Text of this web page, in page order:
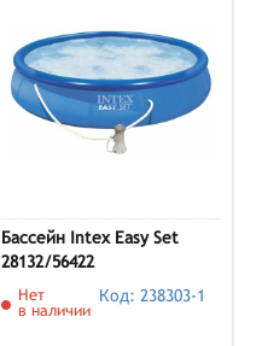
Бассейн Intex Easy Set
28132/56422
Нет
в наличии
Код: 238303-1